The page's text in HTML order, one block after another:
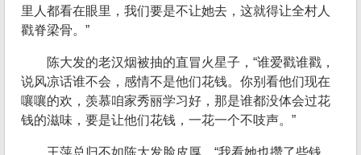
里人都看在眼里，我们要是不让她去，这就得让全村人
戳脊梁骨。”
陈大发的老汉烟被抽的直冒火星子，“谁爱戳谁戳，
说风凉话谁不会，感情不是他们花钱。你别看他们现在
嚷嚷的欢，羡慕咱家秀丽学习好，那是谁都没体会过花
钱的滋味，要是让他们花钱，一花一个不吱声。”